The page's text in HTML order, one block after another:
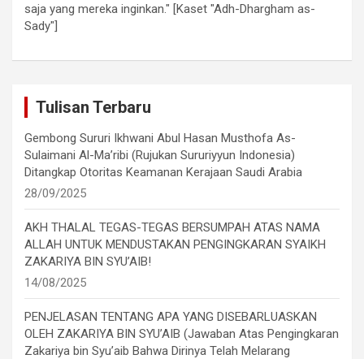
saja yang mereka inginkan." [Kaset "Adh-Dhargham as-
Sady"]
Tulisan Terbaru
Gembong Sururi Ikhwani Abul Hasan Musthofa As-
Sulaimani Al-Ma’ribi (Rujukan Sururiyyun Indonesia)
Ditangkap Otoritas Keamanan Kerajaan Saudi Arabia
28/09/2025
AKH THALAL TEGAS-TEGAS BERSUMPAH ATAS NAMA
ALLAH UNTUK MENDUSTAKAN PENGINGKARAN SYAIKH
ZAKARIYA BIN SYU’AIB!
14/08/2025
PENJELASAN TENTANG APA YANG DISEBARLUASKAN
OLEH ZAKARIYA BIN SYU’AIB (Jawaban Atas Pengingkaran
Zakariya bin Syu’aib Bahwa Dirinya Telah Melarang